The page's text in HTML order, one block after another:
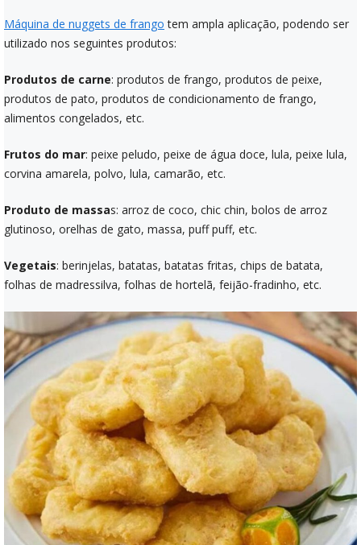
Máquina de nuggets de frango tem ampla aplicação, podendo ser
utilizado nos seguintes produtos:
Produtos de carne: produtos de frango, produtos de peixe,
produtos de pato, produtos de condicionamento de frango,
alimentos congelados, etc.
Frutos do mar: peixe peludo, peixe de água doce, lula, peixe lula,
corvina amarela, polvo, lula, camarão, etc.
Produto de massas: arroz de coco, chic chin, bolos de arroz
glutinoso, orelhas de gato, massa, puff puff, etc.
Vegetais: berinjelas, batatas, batatas fritas, chips de batata,
folhas de madressilva, folhas de hortelã, feijão-fradinho, etc.